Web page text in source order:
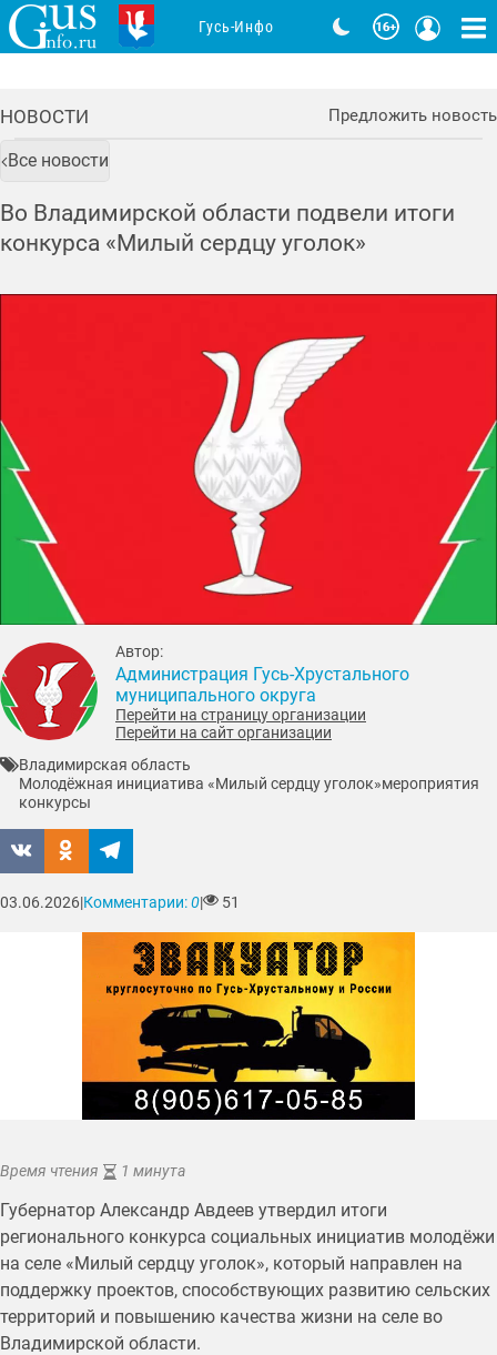
НОВОСТИ Предложить новость
Все новости
Во Владимирской области подвели итоги
конкурса «Милый сердцу уголок»
Время чтения 1 минута
Губернатор Александр Авдеев утвердил итоги
регионального конкурса социальных инициатив молодёжи
на селе «Милый сердцу уголок», который направлен на
поддержку проектов, способствующих развитию сельских
территорий и повышению качества жизни на селе во
Владимирской области.
Автор:
Администрация Гусь-Хрустального
муниципального округа
Перейти на страницу организации
Перейти на сайт организации
Владимирская область
Молодёжная инициатива «Милый сердцу уголок»мероприятия
конкурсы
03.06.2026|Комментарии:0| 51
Гусь-Инфо